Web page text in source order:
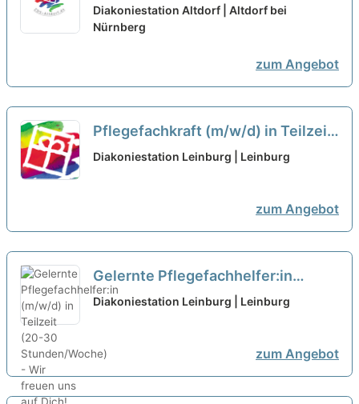
(max. 30 Stunden/Woche) -
Herzlich willkommen!
Diakoniestation Altdorf | Altdorf bei
Nürnberg
zum Angebot
Pflegefachkraft (m/w/d) in Teilzeit
(max. 30 Stunden/Woche) -
Diakoniestation Leinburg | Leinburg
zum Angebot
Gelernte Pflegefachhelfer:in
(m/w/d) in Teilzeit (20-30
Diakoniestation Leinburg | Leinburg
zum Angebot